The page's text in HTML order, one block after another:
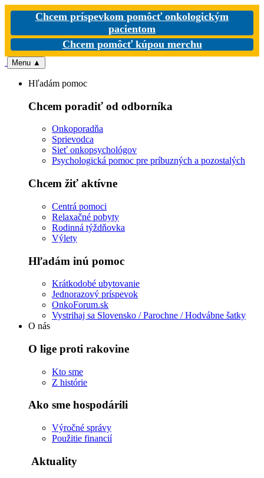
Chcem príspevkom pomôcť onkologickým
pacientom
Chcem pomôcť kúpou merchu
Menu ▲
Hľadám pomoc
Chcem poradiť od odborníka
Onkoporadňa
Sprievodca
Sieť onkopsychológov
Psychologická pomoc pre príbuzných a pozostalých
Chcem žiť aktívne
Centrá pomoci
Relaxačné pobyty
Rodinná týždňovka
Výlety
Hľadám inú pomoc
Krátkodobé ubytovanie
Jednorazový príspevok
OnkoForum.sk
Vystrihaj sa Slovensko / Parochne / Hodvábne šatky
O nás
O lige proti rakovine
Kto sme
Z histórie
Ako sme hospodárili
Výročné správy
Použitie financií
Aktuality